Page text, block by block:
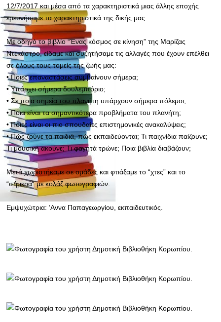
12/7/2017 και μέσα από τα χαρακτηριστικά μιας άλλης εποχής
ερευνήσαμε τα χαρακτηριστικά της δικής μας.
Με οδηγό το βιβλίο “Ένας κόσμος σε κίνηση” της Μαρίζας
Ντεκάστρο, είδαμε και συζητήσαμε τις αλλαγές που έχουν επέλθει
σε όλους τους τομείς της ζωής μας:
• Ποιες επαναστάσεις συμβαίνουν σήμερα;
• Υπάρχει σήμερα δουλεμπόριο;
• Σε ποια σημεία του πλανήτη υπάρχουν σήμερα πόλεμοι;
• Ποια είναι τα σημαντικότερα προβλήματα του πλανήτη;
• Ποιες είναι οι πιο σπουδαίες επιστημονικές ανακαλύψεις;
• Πώς ζούνε τα παιδιά, πώς εκπαιδεύονται; Τι παιχνίδια παίζουνε;
Τι μουσική ακούνε; Τι φαγητά τρώνε; Ποια βιβλία διαβάζουν;
Μετά χωριστήκαμε σε ομάδες και φτιάξαμε το “χτες” και το
“σήμερα” με κολάζ φωτογραφιών.
Εμψυχώτρια: ‘Αννα Παπαγεωργίου, εκπαιδευτικός.